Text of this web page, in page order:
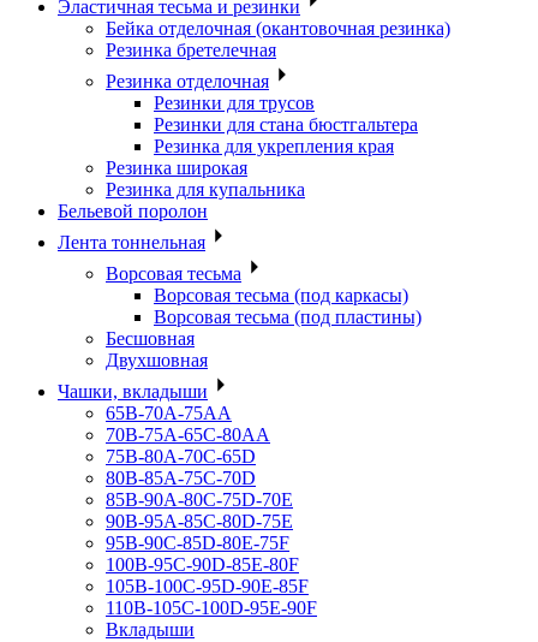
Эластичная тесьма и резинки
Бейка отделочная (окантовочная резинка)
Резинка бретелечная
Резинка отделочная
Резинки для трусов
Резинки для стана бюстгальтера
Резинка для укрепления края
Резинка широкая
Резинка для купальника
Бельевой поролон
Лента тоннельная
Ворсовая тесьма
Ворсовая тесьма (под каркасы)
Ворсовая тесьма (под пластины)
Бесшовная
Двухшовная
Чашки, вкладыши
65B-70A-75АА
70В-75А-65С-80АА
75В-80А-70С-65D
80В-85А-75С-70D
85В-90А-80С-75D-70E
90B-95A-85C-80D-75E
95B-90C-85D-80E-75F
100B-95C-90D-85E-80F
105B-100C-95D-90E-85F
110B-105C-100D-95E-90F
Вкладыши